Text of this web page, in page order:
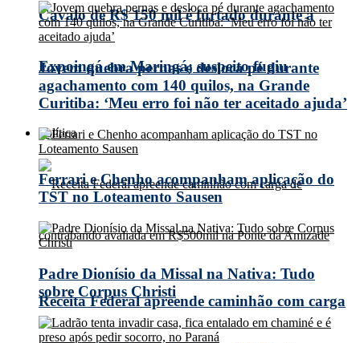
Cavalo de R$ 150 mil é furtado durante a
Expoingá em Maringá; suspeito fugiu
Política
Receita Federal apreende caminhão com carga
Jovem quebra pernas e desloca pé durante
agachamento com 140 quilos, na Grande
Curitiba: ‘Meu erro foi não ter aceitado ajuda’
Ferrari e Chenho acompanham aplicação do
TST no Loteamento Sausen
Padre Dionísio da Missal na Nativa: Tudo
sobre Corpus Christi